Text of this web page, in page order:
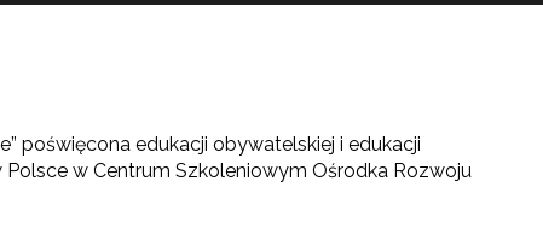
poświęcona edukacji obywatelskiej i edukacji
w Centrum Szkoleniowym Ośrodka Rozwoju